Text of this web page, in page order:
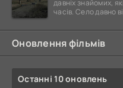
давніх знайомих,
часів. Село давно
Оновлення фільмів
Останні 10 оновлень